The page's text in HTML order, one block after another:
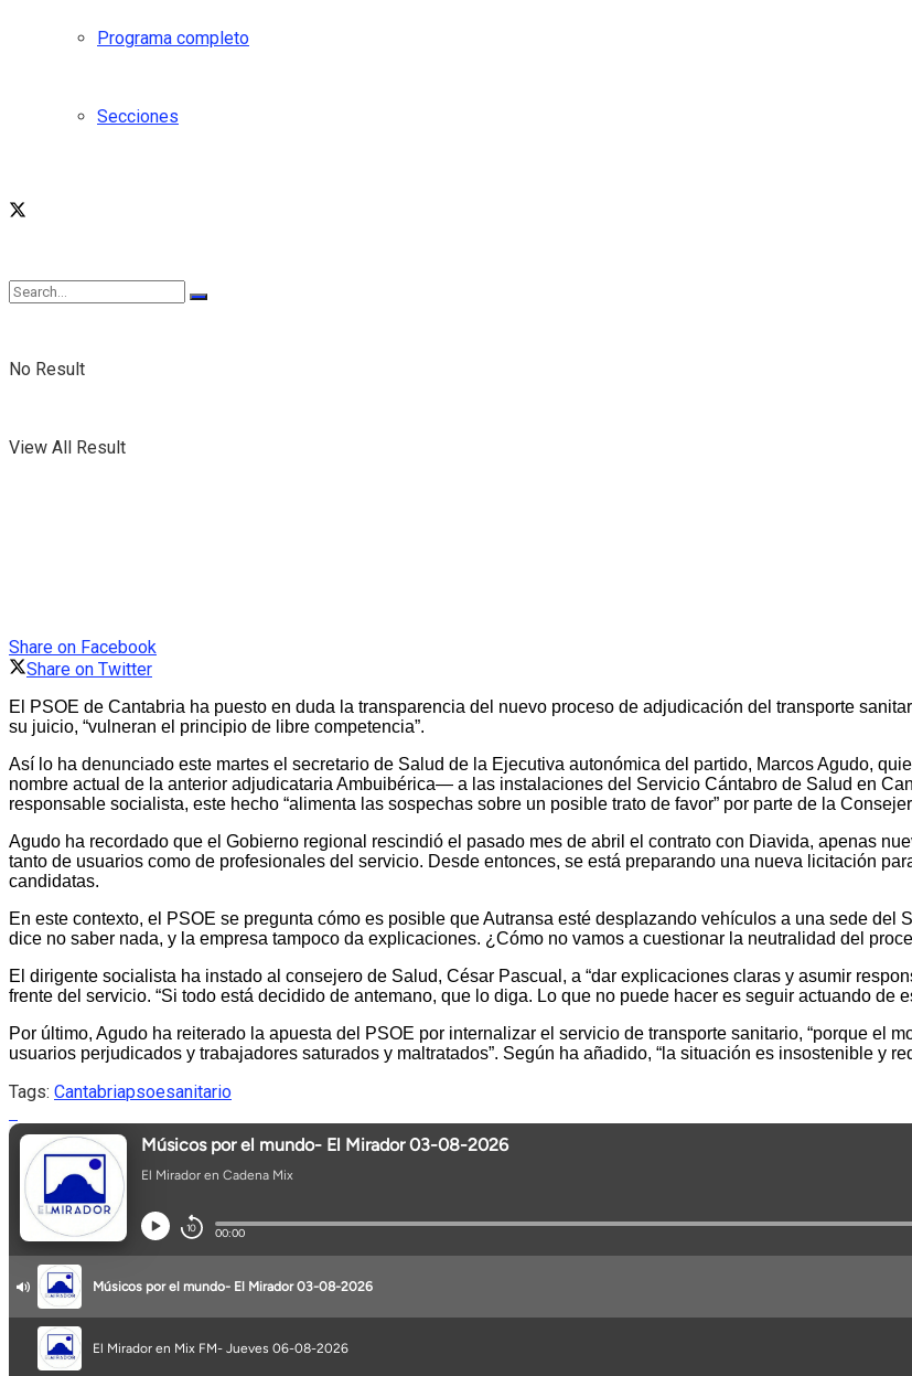
Programa completo
Secciones
No Result
View All Result
Share on Facebook
Share on Twitter
El PSOE de Cantabria ha puesto en duda la transparencia del nuevo proceso de adjudicación del transporte
su juicio, “vulneran el principio de libre competencia”.
Así lo ha denunciado este martes el secretario de Salud de la Ejecutiva autonómica del partido, Marcos Agudo,
nombre actual de la anterior adjudicataria Ambuibérica— a las instalaciones del Servicio Cántabro de Salud en
responsable socialista, este hecho “alimenta las sospechas sobre un posible trato de favor” por parte de la
Agudo ha recordado que el Gobierno regional rescindió el pasado mes de abril el contrato con Diavida, apenas
tanto de usuarios como de profesionales del servicio. Desde entonces, se está preparando una nueva licitación
candidatas.
En este contexto, el PSOE se pregunta cómo es posible que Autransa esté desplazando vehículos a una sede
dice no saber nada, y la empresa tampoco da explicaciones. ¿Cómo no vamos a cuestionar la neutralidad del
El dirigente socialista ha instado al consejero de Salud, César Pascual, a “dar explicaciones claras y asumir
frente del servicio. “Si todo está decidido de antemano, que lo diga. Lo que no puede hacer es seguir actuando de
Por último, Agudo ha reiterado la apuesta del PSOE por internalizar el servicio de transporte sanitario, “porque el
usuarios perjudicados y trabajadores saturados y maltratados”. Según ha añadido, “la situación es insostenible y
Tags: Cantabriapsoesanitario